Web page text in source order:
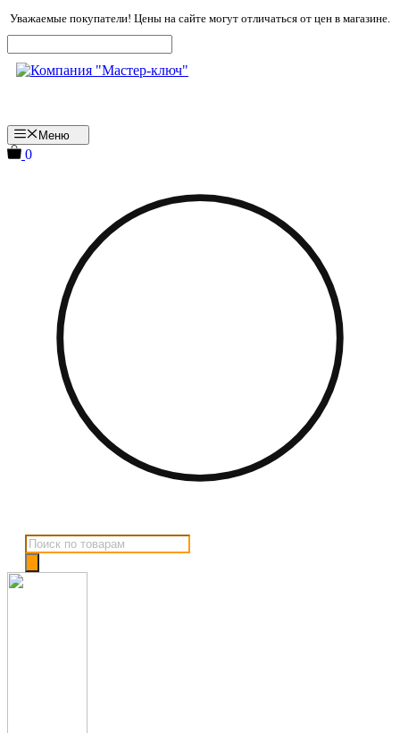
Перейти
к
содержимому
Уважаемые покупатели! Цены на сайте могут отличаться от цен в магазине.
Меню
0
Поиск
товаров